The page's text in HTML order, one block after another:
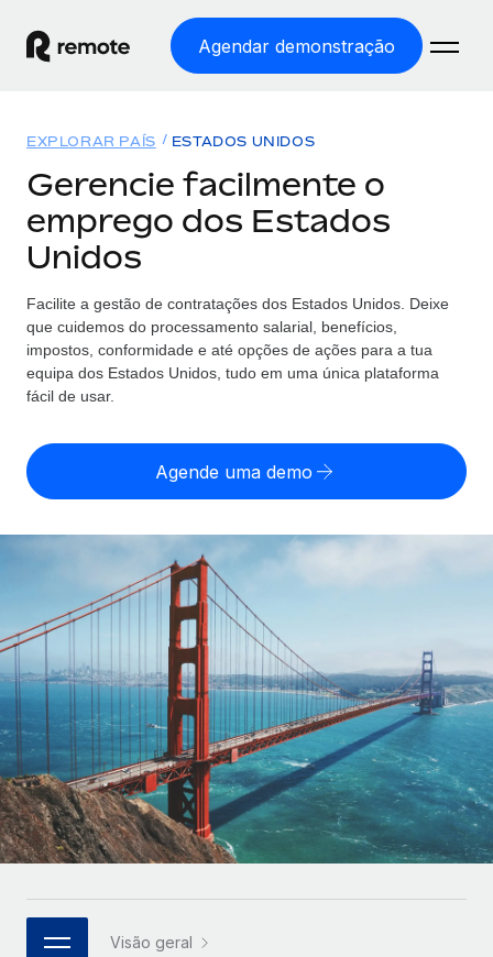
Agendar demonstração
EMPREGO GLOBAL
Processamento Salarial
Employer of Record
Expanda globalmente sem custos de constituição de
globalmente
Perguntar a um especialista
Obtenha apoio especializado em RH e
conformidade globais
Soluções
Explorador de países
Encontra apoio para emprego global por país
Comparar a Remote
TORNE-SE NOSSO PARCEIRO
Integre os RH globais na sua plataforma de forma
Preçário
Português (Portugal)
Nederlands
Français
Español
Italiano
Português (Portugal)
日本語
한국어
中文（简体）
Início de sessão
EXPLORAR PAÍS ESTADOS UNIDOS
Gerencie facilmente o
emprego dos Estados
Unidos
Facilite a gestão de contratações dos Estados Unidos. Deixe
que cuidemos do processamento salarial, benefícios,
impostos, conformidade e até opções de ações para a tua
equipa dos Estados Unidos, tudo em uma única plataforma
fácil de usar.
Agende uma demo
Visão geral